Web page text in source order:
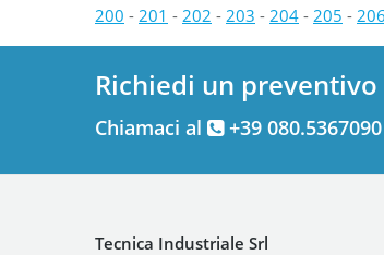
200 - 201 - 202 - 203 - 204 - 205 - 206
Richiedi un
Chiamaci al +39
Tecnica Industriale Srl